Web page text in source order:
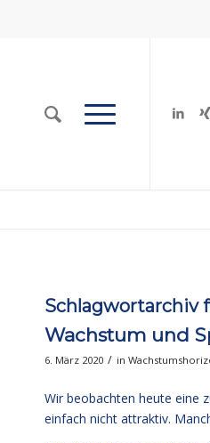
Schlagwortarchiv
Wachstum und
6. März 2020 / in
Wir beobachten heute eine
einfach nicht attraktiv.